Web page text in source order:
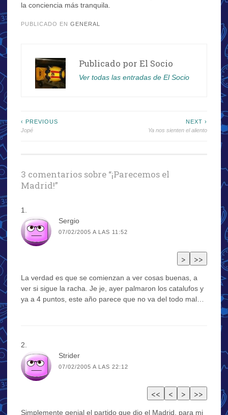
la conciencia más tranquila.
PUBLICADO EN GENERAL
Publicado por El Socio
Ver todas las entradas de El Socio
Navegación
‹ PREVIOUS
Jopé
NEXT ›
Ya nos sienten el aliento
3 comentarios sobre “¡Parecemos el
Madrid!”
Sergio
07/02/2005 A LAS 11:52
La verdad es que se comienzan a ver cosas buenas, a
ver si sigue la racha. Je je, ayer palmaron los catalufos y
ya a 4 puntos, este año parece que no va del todo mal…
Strider
07/02/2005 A LAS 22:12
Simplemente genial el partido que dio el Madrid, para mi